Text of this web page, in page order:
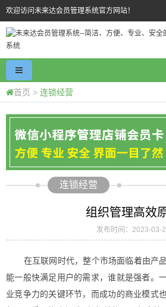
欢迎访问未来达会员管理系统官方网站！
首页 > 连锁经营
连锁经营
组织管理高效
发布时间：2023-03-
在互联网时代，整个市场面临着由产品
能一般快满足用户的需求，谁就是强者。
业竞争力的关键环节，而成功的商业模式